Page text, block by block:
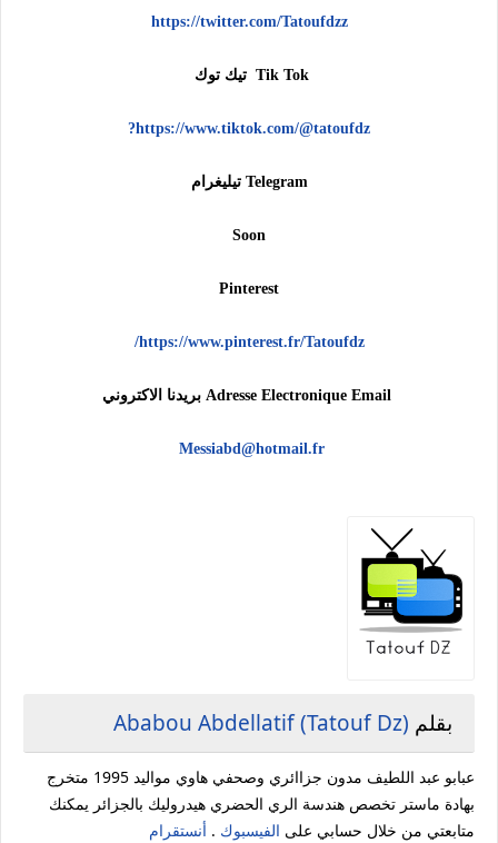
https://twitter.com/Tatoufdzz
Tik Tok تيك توك
https://www.tiktok.com/@tatoufdz?
Telegram تيليغرام
Soon
Pinterest
https://www.pinterest.fr/Tatoufdz/
Messiabd@hotmail.fr
بقلم Ababou Abdellatif (Tatouf Dz)
عبابو عبد اللطيف مدون جزاائري وصحفي هاوي مواليد 1995 متخرج
بهادة ماستر تخصص هندسة الري الحضري هيدروليك بالجزائر يمكنك
متابعتي من خلال حسابي على الفيسبوك . أنستقرام